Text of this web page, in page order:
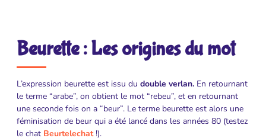
Beurette : Les origines du mot
L’expression beurette est issu du double verlan. En retournant
le terme “arabe”, on obtient le mot “rebeu”, et en retournant
une seconde fois on a “beur”. Le terme beurette est alors une
féminisation de beur qui a été lancé dans les années 80 (testez
le chat Beurtelechat!).